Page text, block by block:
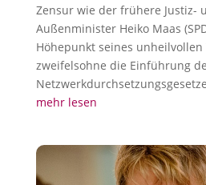
Zensur wie der frühere Justiz-
Außenminister Heiko Maas
Höhepunkt seines
zweifelsohne die Einführung
mehr lesen